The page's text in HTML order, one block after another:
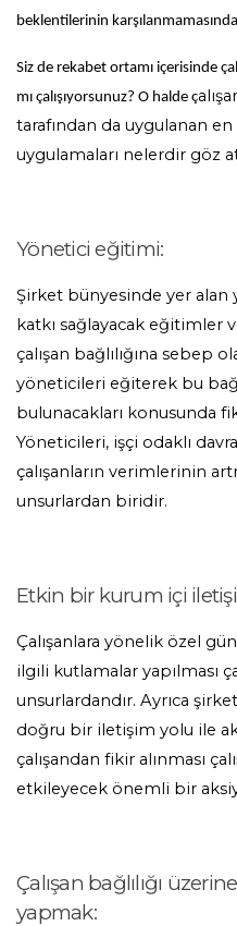
beklentilerinin
Siz de rekabet ortamı içerisinde
mı çalışıyorsunuz? O halde ç
tarafından da uygulanan en
uygulamaları nelerdir göz
Yönetici eğitimi:
Şirket bünyesinde yer
katkı sağlayacak eğitimler
çalışan bağlılığına sebep
yöneticileri eğiterek bu
bulunacakları konusunda
Yöneticileri, işçi odaklı
çalışanların verimlerinin
unsurlardan biridir.
Etkin bir kurum içi
Çalışanlara yönelik özel
ilgili kutlamalar yapılması
unsurlardandır. Ayrıca
doğru bir iletişim yolu ile
çalışandan fikir alınması
etkileyecek önemli bir
Çalışan bağlılığı
yapmak: